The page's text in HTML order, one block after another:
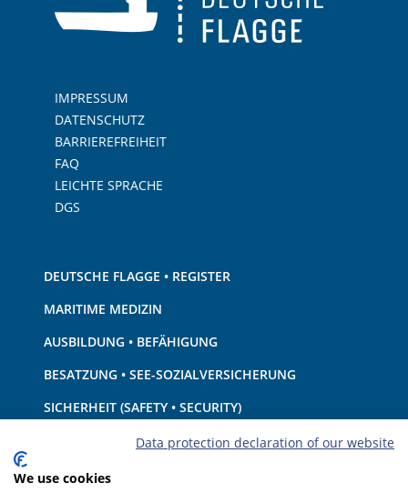
IMPRESSUM
DATENSCHUTZ
BARRIEREFREIHEIT
FAQ
LEICHTE SPRACHE
DGS
DEUTSCHE FLAGGE • REGISTER
MARITIME MEDIZIN
AUSBILDUNG • BEFÄHIGUNG
BESATZUNG • SEE-SOZIALVERSICHERUNG
SICHERHEIT (SAFETY • SECURITY)
SCHIFF • AUSRÜSTUNG
UMWELTSCHUTZ • KLIMA
Data protection declaration of our website
We use cookies